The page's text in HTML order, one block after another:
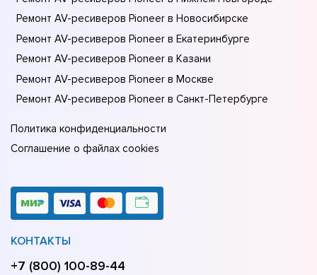
Ремонт AV-ресиверов Pioneer в Новосибирске
Ремонт AV-ресиверов Pioneer в Екатеринбурге
Ремонт AV-ресиверов Pioneer в Казани
Ремонт AV-ресиверов Pioneer в Москве
Ремонт AV-ресиверов Pioneer в Санкт-Петербурге
Политика конфиденциальности
Соглашение о файлах cookies
КОНТАКТЫ
+7 (800) 100-89-44